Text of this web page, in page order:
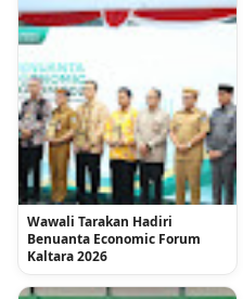
Wawali Tarakan Hadiri
Benuanta Economic Forum
Kaltara 2026